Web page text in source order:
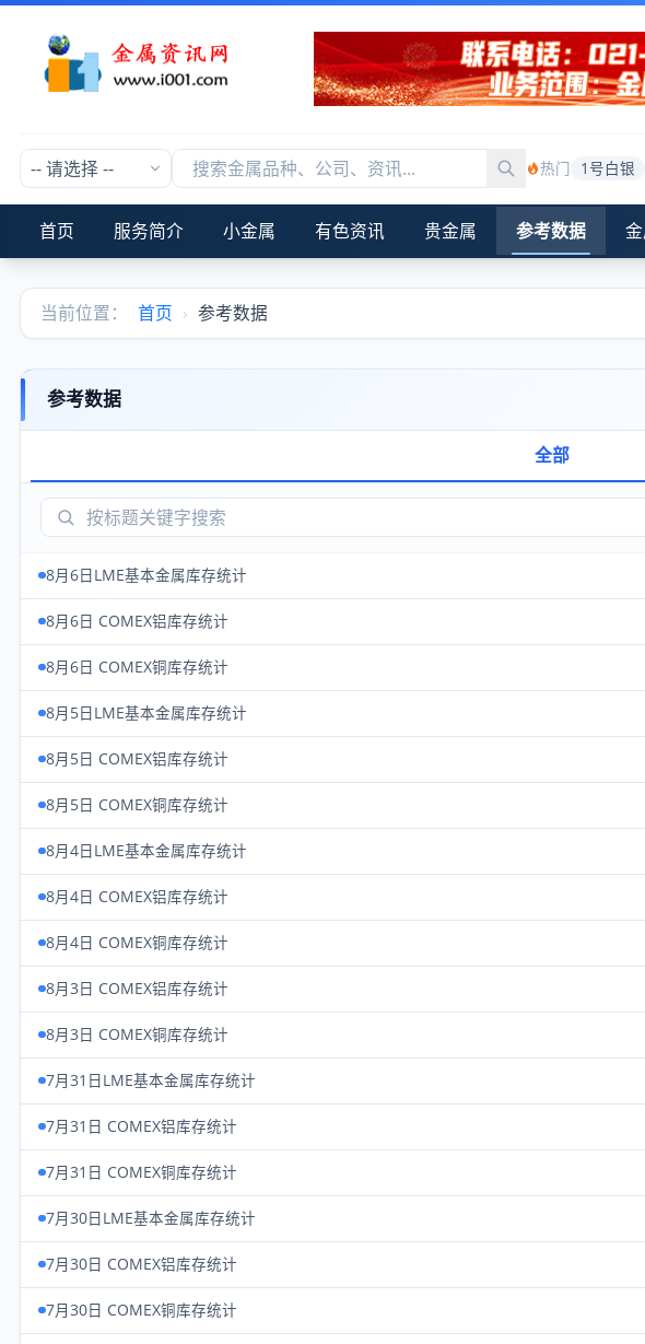
热门 1号白银
首页 服务简介 小金属 有色资讯 贵金属 参考数据
当前位置： 首页 › 参考数据
参考数据
全部
8月6日LME基本金属库存统计
8月6日 COMEX铝库存统计
8月6日 COMEX铜库存统计
8月5日LME基本金属库存统计
8月5日 COMEX铝库存统计
8月5日 COMEX铜库存统计
8月4日LME基本金属库存统计
8月4日 COMEX铝库存统计
8月4日 COMEX铜库存统计
8月3日 COMEX铝库存统计
8月3日 COMEX铜库存统计
7月31日LME基本金属库存统计
7月31日 COMEX铝库存统计
7月31日 COMEX铜库存统计
7月30日LME基本金属库存统计
7月30日 COMEX铝库存统计
7月30日 COMEX铜库存统计